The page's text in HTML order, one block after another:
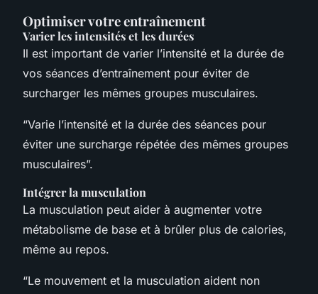
Optimiser votre entraînement
Varier les intensités et les durées
Il est important de varier l’intensité et la durée de
vos séances d’entraînement pour éviter de
surcharger les mêmes groupes musculaires.
“Varie l’intensité et la durée des séances pour
éviter une surcharge répétée des mêmes groupes
musculaires”.
Intégrer la musculation
La musculation peut aider à augmenter votre
métabolisme de base et à brûler plus de calories,
même au repos.
“Le mouvement et la musculation aident non